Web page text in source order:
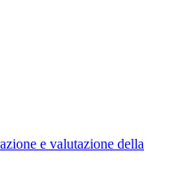
e valutazione della